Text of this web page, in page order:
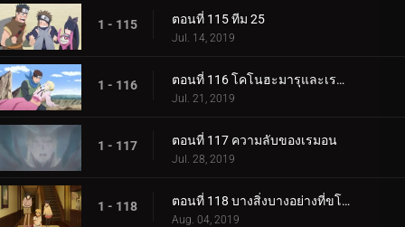
1 - 115 ตอนที่ 115 ทีม 25
Jul. 14, 2019
1 - 116 ตอนที่ 116 โคโนฮะมารุและเรมอน
Jul. 21, 2019
1 - 117 ตอนที่ 117 ความลับของเรมอน
Jul. 28, 2019
1 - 118 ตอนที่ 118 บางสิ่งบางอย่างที่ขโมยความทรงจำ
Aug. 04, 2019